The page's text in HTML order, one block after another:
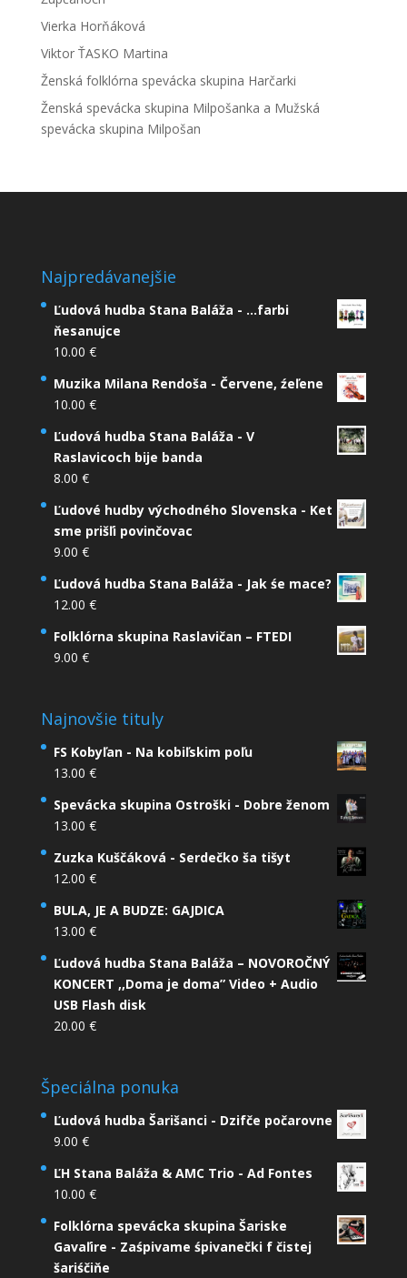
Vierka Horňáková
Viktor ŤASKO Martina
Ženská folklórna spevácka skupina Harčarki
Ženská spevácka skupina Milpošanka a Mužská
spevácka skupina Milpošan
Najpredávanejšie
Ľudová hudba Stana Baláža - ...farbi
ňesanujce
10.00 €
Muzika Milana Rendoša - Červene, źeľene
10.00 €
Ľudová hudba Stana Baláža - V
Raslavicoch bije banda
8.00 €
Ľudové hudby východného Slovenska - Ket
sme prišľi povinčovac
9.00 €
Ľudová hudba Stana Baláža - Jak śe mace?
12.00 €
Folklórna skupina Raslavičan – FTEDI
9.00 €
Najnovšie tituly
FS Kobyľan - Na kobiľskim poľu
13.00 €
Spevácka skupina Ostroški - Dobre ženom
13.00 €
Zuzka Kuščáková - Serdečko ša tišyt
12.00 €
BULA, JE A BUDZE: GAJDICA
13.00 €
Ľudová hudba Stana Baláža – NOVOROČNÝ
KONCERT ,,Doma je doma” Video + Audio
USB Flash disk
20.00 €
Špeciálna ponuka
Ľudová hudba Šarišanci - Dzifče počarovne
9.00 €
ĽH Stana Baláža & AMC Trio - Ad Fontes
10.00 €
Folklórna spevácka skupina Šariske
Gavaľire - Zaśpivame śpivanečki f čistej
šariśčiňe